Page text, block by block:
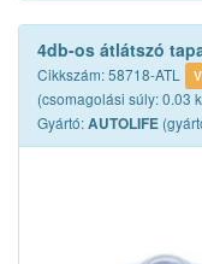
4db-os átlátszó
Cikkszám: 58718-ATL
(csomagolási súly: 0.03
Gyártó:AUTOLIFE